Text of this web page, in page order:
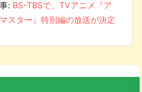
: BS-TBSで、TVアニメ『ア
スター』特別編の放送が決定